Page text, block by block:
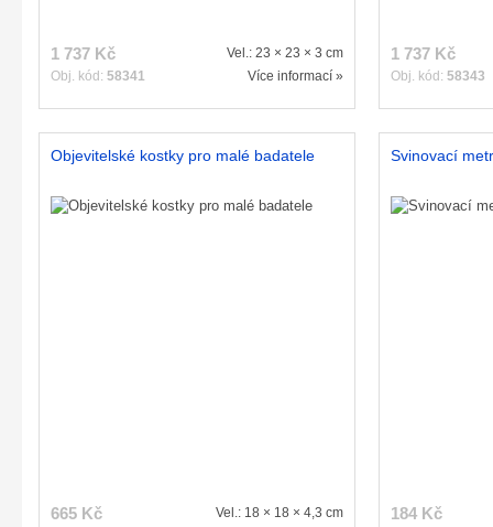
1 737 Kč
Obj. kód: 58341
Vel.: 23 × 23 × 3 cm
Více informací »
1 737 Kč
Obj. kód: 58343
Objevitelské kostky pro malé badatele
665 Kč
Vel.: 18 × 18 × 4,3 cm
Svinovací
184 Kč